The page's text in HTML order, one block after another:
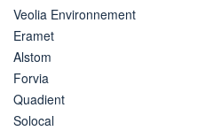
Veolia Environnement
Eramet
Alstom
Forvia
Quadient
Solocal